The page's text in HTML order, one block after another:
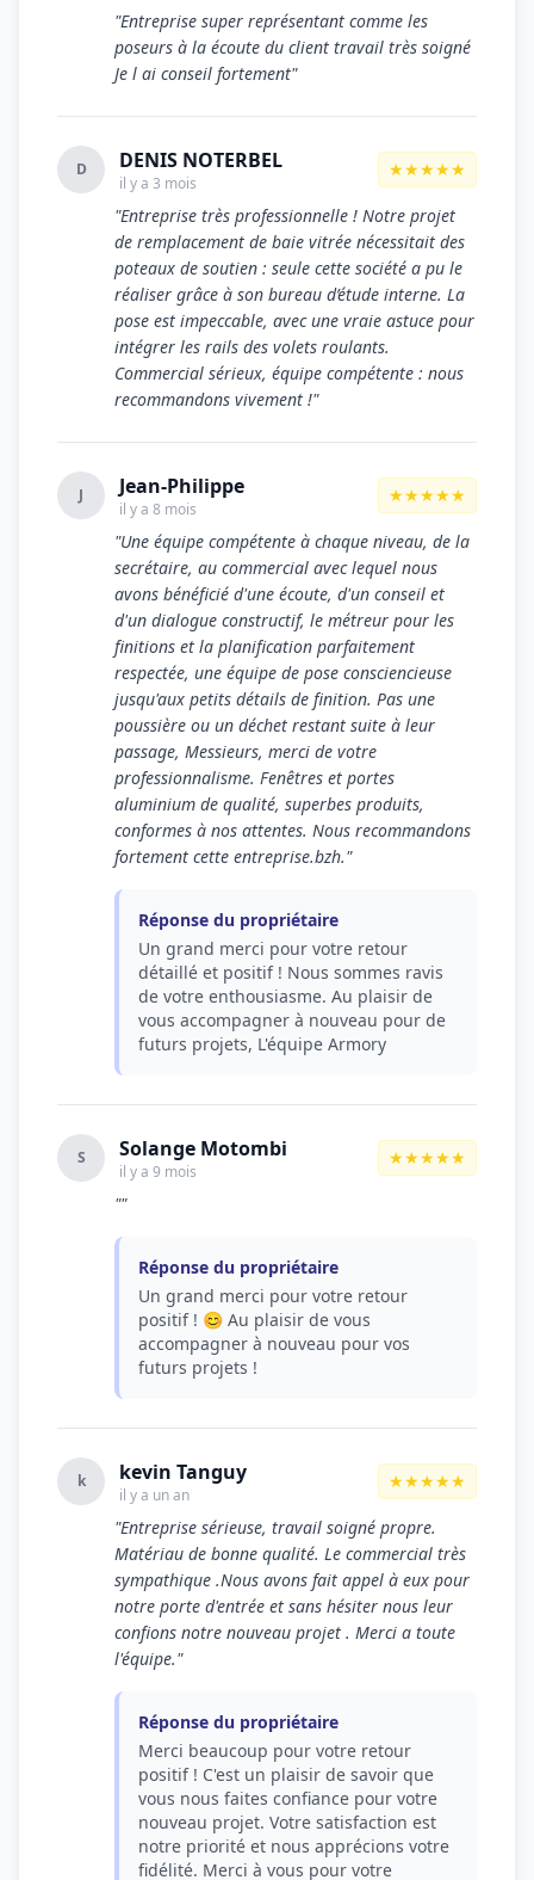
"Entreprise super représentant comme les
poseurs à la écoute du client travail très soigné
Je l ai conseil fortement"
D DENIS NOTERBEL
il y a 3 mois
★★★★★
"Entreprise très professionnelle ! Notre projet
de remplacement de baie vitrée nécessitait des
poteaux de soutien : seule cette société a pu le
réaliser grâce à son bureau d’étude interne. La
pose est impeccable, avec une vraie astuce pour
intégrer les rails des volets roulants.
Commercial sérieux, équipe compétente : nous
recommandons vivement !"
J Jean-Philippe
il y a 8 mois
★★★★★
"Une équipe compétente à chaque niveau, de la
secrétaire, au commercial avec lequel nous
avons bénéficié d'une écoute, d'un conseil et
d'un dialogue constructif, le métreur pour les
finitions et la planification parfaitement
respectée, une équipe de pose consciencieuse
jusqu'aux petits détails de finition. Pas une
poussière ou un déchet restant suite à leur
passage, Messieurs, merci de votre
professionnalisme. Fenêtres et portes
aluminium de qualité, superbes produits,
conformes à nos attentes. Nous recommandons
fortement cette entreprise.bzh."
Réponse du propriétaire
Un grand merci pour votre retour
détaillé et positif ! Nous sommes ravis
de votre enthousiasme. Au plaisir de
vous accompagner à nouveau pour de
futurs projets, L'équipe Armory
S Solange Motombi
il y a 9 mois
★★★★★
""
Réponse du propriétaire
Un grand merci pour votre retour
positif ! 😊 Au plaisir de vous
accompagner à nouveau pour vos
futurs projets !
k kevin Tanguy
il y a un an
★★★★★
"Entreprise sérieuse, travail soigné propre.
Matériau de bonne qualité. Le commercial très
sympathique .Nous avons fait appel à eux pour
notre porte d'entrée et sans hésiter nous leur
confions notre nouveau projet . Merci a toute
l'équipe."
Réponse du propriétaire
Merci beaucoup pour votre retour
positif ! C'est un plaisir de savoir que
vous nous faites confiance pour votre
nouveau projet. Votre satisfaction est
notre priorité et nous apprécions votre
fidélité. Merci à vous pour votre